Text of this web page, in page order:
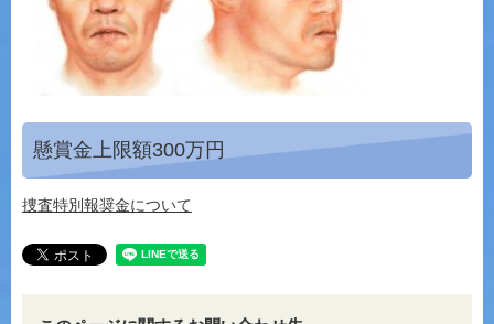
懸賞金上限額300万円
捜査特別報奨金について